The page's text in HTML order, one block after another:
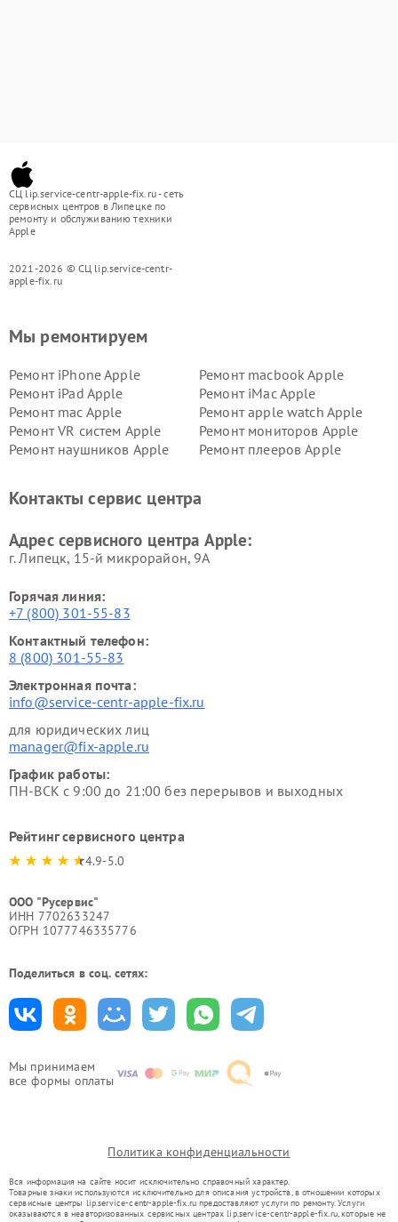
СЦ lip.service-centr-apple-fix.ru - сеть
сервисных центров в Липецке по
ремонту и обслуживанию техники
Apple
2021-2026 © СЦ lip.service-centr-
apple-fix.ru
Мы принимаем
все формы оплаты
Мы ремонтируем
Ремонт iPhone Apple
Ремонт macbook Apple
Ремонт iPad Apple
Ремонт iMac Apple
Ремонт mac Apple
Ремонт apple watch Apple
Ремонт VR систем Apple
Ремонт мониторов Apple
Ремонт наушников Apple
Ремонт плееров Apple
Контакты сервис центра
Адрес сервисного центра Apple:
г. Липецк, 15-й микрорайон, 9А
Горячая линия:
+7 (800) 301-55-83
Контактный телефон:
8 (800) 301-55-83
Электронная почта:
info@service-centr-apple-fix.ru
для юридических лиц
manager@fix-apple.ru
График работы:
ПН-ВСК с 9:00 до 21:00 без перерывов и выходных
Рейтинг сервисного центра
4.9-5.0
ООО "Русервис"
ИНН 7702633247
ОГРН 1077746335776
Поделиться в соц. сетях:
Политика конфиденциальности
Вся информация на сайте носит исключительно справочный характер.
Товарные знаки используются исключительно для описания устройств, в отношении которых
сервисные центры lip.service-centr-apple-fix.ru предоставляют услуги по ремонту. Услуги
оказываются в неавторизованных сервисных центрах lip.service-centr-apple-fix.ru, которые не